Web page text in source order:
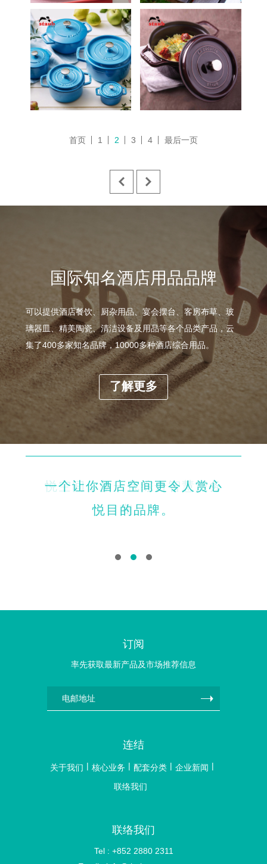
首页 1 2 3 4 最后一页
国际知名酒店用品品牌
可以提供酒店餐饮、厨杂用品、宴会摆台、客房布草、玻
璃器皿、精美陶瓷、清洁设备及用品等各个品类产品，云
集了400多家知名品牌，10000多种酒店综合用品。
了解更多
一个让你酒店空间更令人赏心
悦目的品牌。
悦空间，新一代综合智慧服务
商。
订阅
率先获取最新产品及市场推荐信息
连结
关于我们 核心业务 配套分类
企业新闻
联络我们
联络我们
Tel : +852 2880 2311